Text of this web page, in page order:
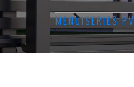
MENUISERIES